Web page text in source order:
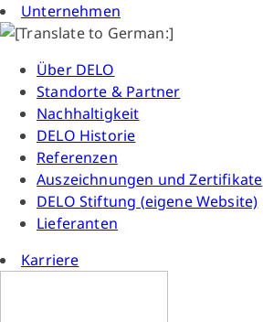
Unternehmen
Über DELO
Standorte & Partner
Nachhaltigkeit
DELO Historie
Referenzen
Auszeichnungen und Zertifikate
DELO Stiftung (eigene Website)
Lieferanten
Karriere